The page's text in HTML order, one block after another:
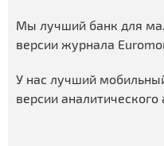
Мы лучший банк для
версии журнала
У нас лучший
версии